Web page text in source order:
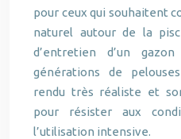
pour ceux qui souhaitent
naturel autour de la
d’entretien d’un
générations de
rendu très réaliste et
pour résister aux
l’utilisation intensive.